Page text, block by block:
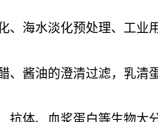
、海水淡化预处理、工业
、酱油的澄清过滤，乳清